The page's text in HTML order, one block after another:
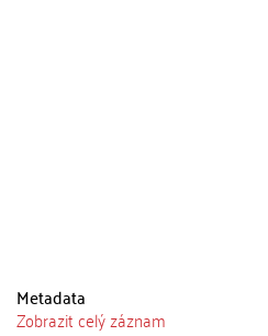
Metadata
Zobrazit celý záznam